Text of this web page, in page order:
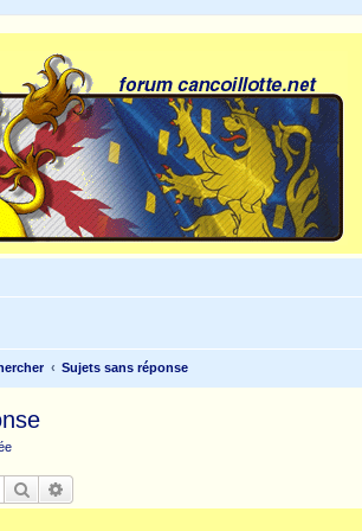
Sujets sans réponse
Rechercher